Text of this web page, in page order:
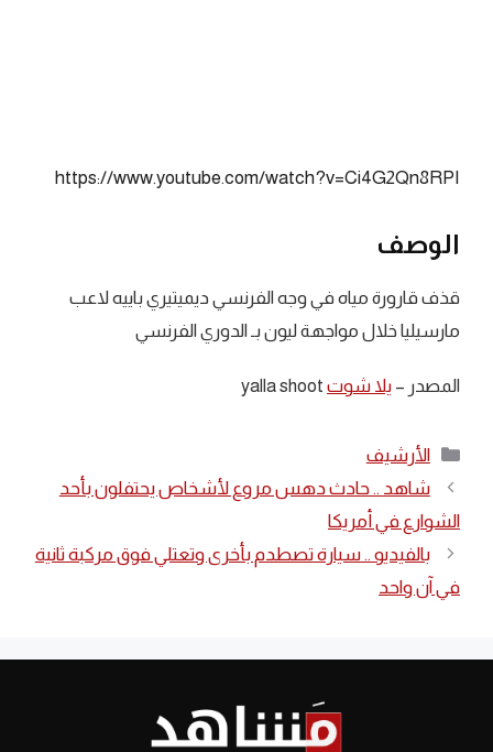
https://www.youtube.com/watch?v=Ci4G2Qn8RPI
الوصف
قذف قارورة مياه في وجه الفرنسي ديميتيري باييه لاعب
مارسيليا خلال مواجهة ليون بـ الدوري الفرنسي
المصدر – يلا شوت
التصنيفات
الأرشيف
شاهد .. حادث دهس مروع لأشخاص يحتفلون بأحد
الشوارع في أمريكا
بالفيديو .. سيارة تصطدم بأخرى وتعتلي فوق مركبة ثانية
في آن واحد